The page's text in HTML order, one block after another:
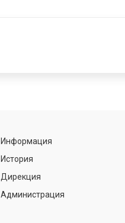
Информация
История
Дирекция
Администрация